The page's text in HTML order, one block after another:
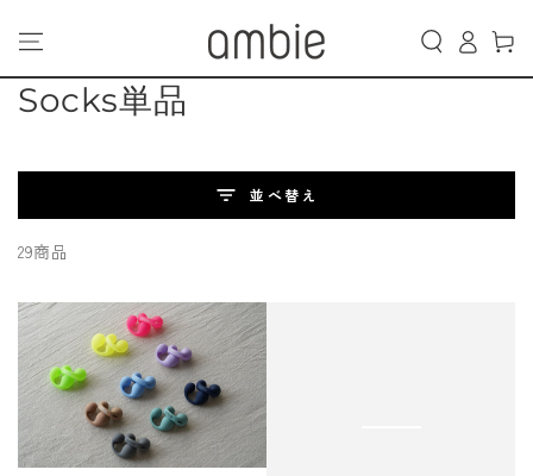
プする
イ
ー
ト
コ
ク
シ
ョ
ン:
Socks単品
並べ替え
29商品